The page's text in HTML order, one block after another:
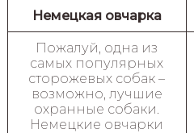
Немецкая овчарка
Пожалуй, одна из
самых популярных
сторожевых собак –
возможно, лучшие
охранные собаки.
Немецкие овчарки